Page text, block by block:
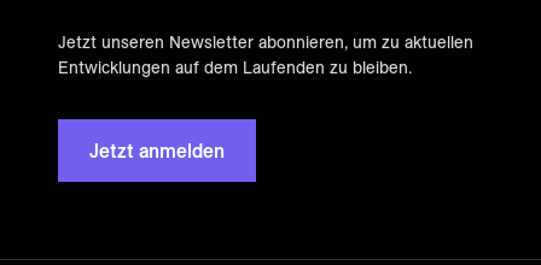
Jetzt unseren Newsletter abonnieren, um zu aktuellen
Entwicklungen auf dem Laufenden zu bleiben.
Jetzt anmelden